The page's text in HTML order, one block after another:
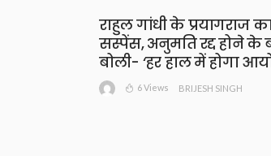
राहुल गांधी के प्रयागराज
सस्पेंस, अनुमति रद्द होने के
बोली- ‘हर हाल में होगा
6 Views BRIJESH SINGH